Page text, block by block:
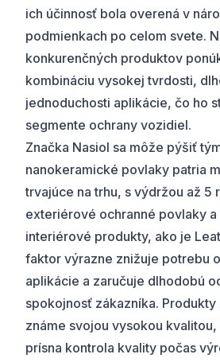
ich účinnosť bola overená v
podmienkach po celom svete.
konkurenčných produktov
kombináciu vysokej tvrdosti,
jednoduchosti aplikácie, čo ho
segmente ochrany vozidiel.
Značka Nasiol sa môže pýšiť
nanokeramické povlaky patria
trvajúce na trhu, s výdržou až 5
exteriérové ochranné povlaky a
interiérové produkty, ako je
faktor výrazne znižuje potrebu
aplikácie a zaručuje dlhodobú
spokojnosť zákazníka. Produkty
známe svojou vysokou
prísna kontrola kvality počas